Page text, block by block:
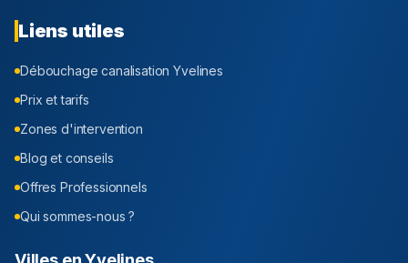
Liens utiles
Débouchage canalisationYvelines
Prix et tarifs
Zones d'intervention
Blog et conseils
Offres Professionnels
Qui sommes-nous ?